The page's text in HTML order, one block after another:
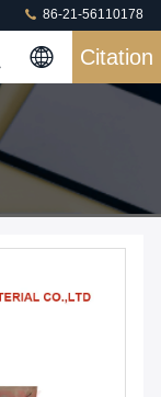
86-21-56110178
Citation